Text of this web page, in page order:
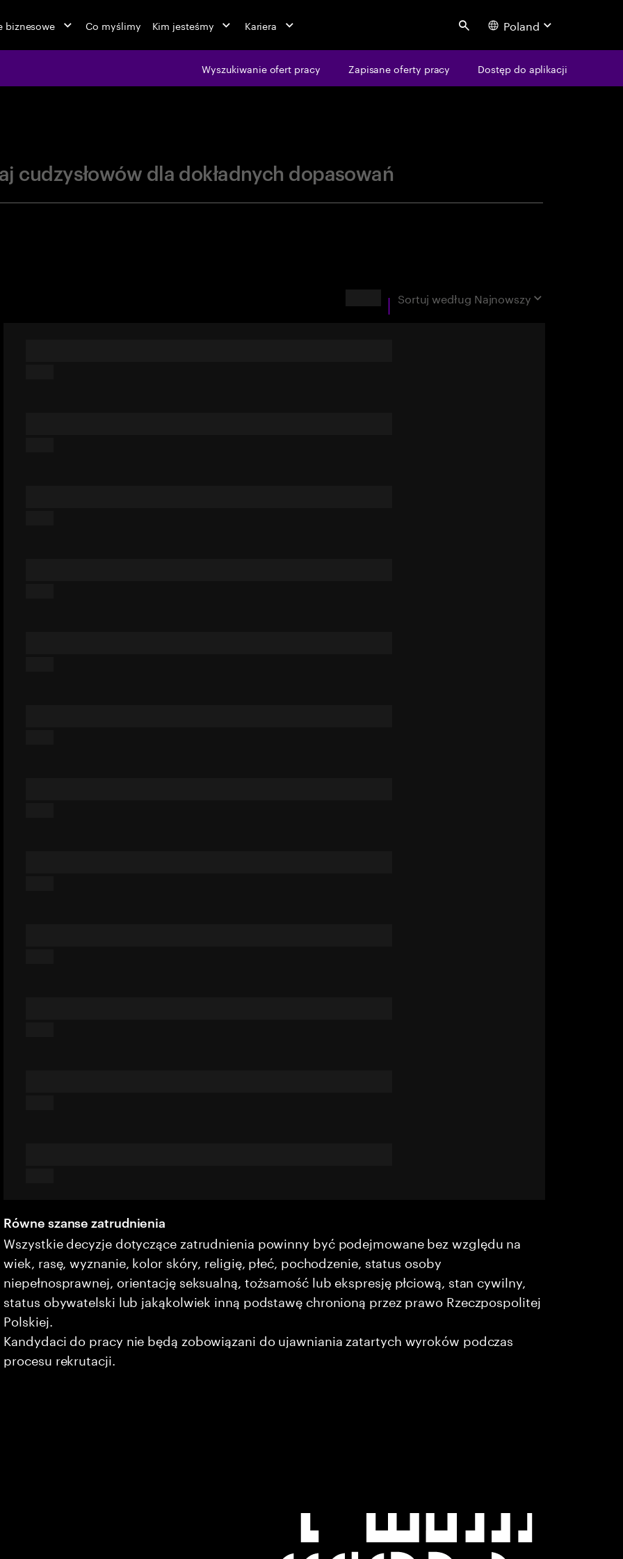
biznesowe Co myślimy Kim jesteśmy Kariera Search Poland
at Accenture
Wyszukiwanie ofert pracy Zapisane oferty pracy Dostęp do aplikacji
cudzysłowów dla dokładnych dopasowań
Sortuj według Najnowszy
Równe szanse zatrudnienia
Wszystkie decyzje dotyczące zatrudnienia powinny być podejmowane bez względu na
wiek, rasę, wyznanie, kolor skóry, religię, płeć, pochodzenie, status osoby
niepełnosprawnej, orientację seksualną, tożsamość lub ekspresję płciową, stan cywilny,
status obywatelski lub jakąkolwiek inną podstawę chronioną przez prawo Rzeczpospolitej
Polskiej.
Kandydaci do pracy nie będą zobowiązani do ujawniania zatartych wyroków podczas
procesu rekrutacji.